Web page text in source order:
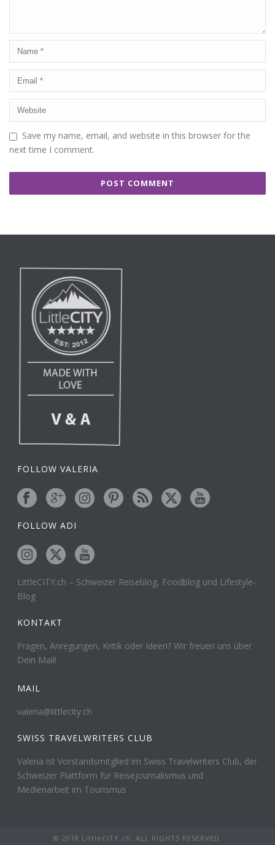
Save my name, email, and website in this browser for the
next time I comment.
FOLLOW VALERIA
FOLLOW ADI
LittleCITY.ch – Schweizer Reiseblog, Foodblog und Lifestyle-
Blog
KONTAKT
Fragen, Anregungen, Kritik oder Ideen? Wir freuen uns über
Dein Mail!
MAIL
valeria@littlecity.ch
SWISS TRAVELWRITERS CLUB
Valeria ist Vorstandsmitglied im Swiss Travelwriters Club, der
Schweizer Plattform für Reisejournalismus und
Medienarbeit im Tourismus
© 2018 LittleCITY.ch. ALL RIGHTS RESERVED.